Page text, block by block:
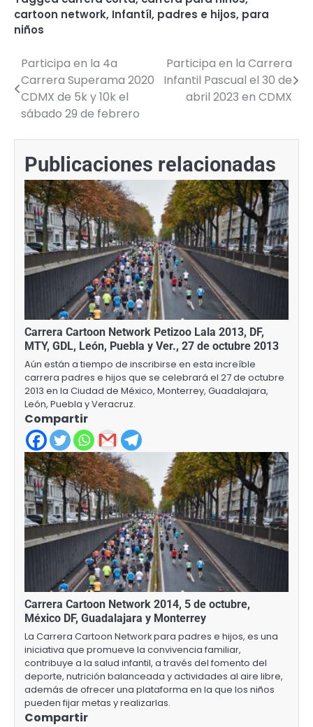
cartoon network, Infantíl, padres e hijos, para
niños
Navegación
de
entradas
Participa en la 4a
Carrera Superama 2020
CDMX de 5k y 10k el
sábado 29 de febrero
Participa en la Carrera
Infantil Pascual el 30 de
abril 2023 en CDMX
Publicaciones relacionadas
Carrera Cartoon Network Petizoo Lala 2013, DF,
MTY, GDL, León, Puebla y Ver., 27 de octubre 2013
Aún están a tiempo de inscribirse en esta increíble
carrera padres e hijos que se celebrará el 27 de octubre
2013 en la Ciudad de México, Monterrey, Guadalajara,
León, Puebla y Veracruz.
Compartir
Carrera Cartoon Network 2014, 5 de octubre,
México DF, Guadalajara y Monterrey
La Carrera Cartoon Network para padres e hijos, es una
iniciativa que promueve la convivencia familiar,
contribuye a la salud infantil, a través del fomento del
deporte, nutrición balanceada y actividades al aire libre,
además de ofrecer una plataforma en la que los niños
pueden fijar metas y realizarlas.
Compartir